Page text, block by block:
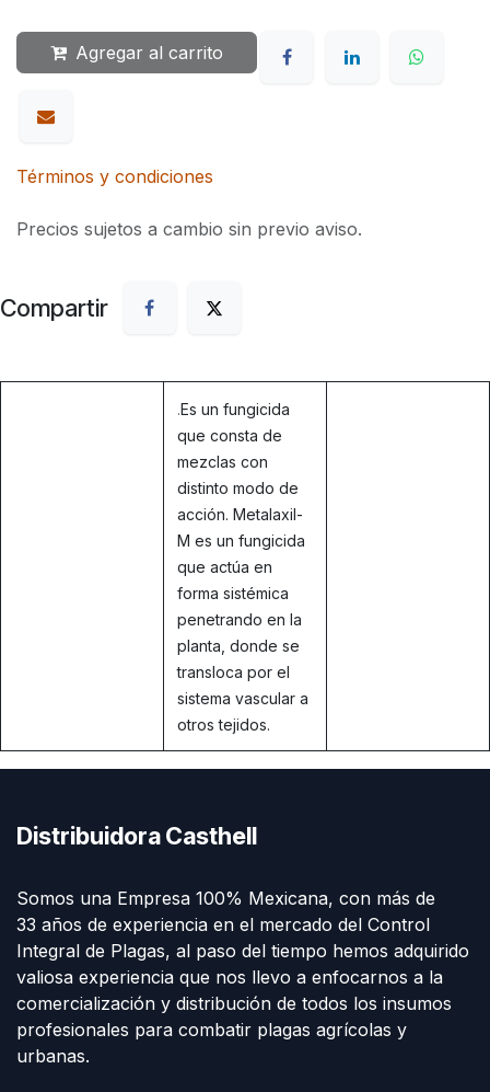
Agregar al carrito
Términos y condiciones
Precios sujetos a cambio sin previo aviso.
Compartir
.Es un fungicida
que consta de
mezclas con
distinto modo de
acción. Metalaxil-
M es un fungicida
que actúa en
forma sistémica
penetrando en la
planta, donde se
transloca por el
sistema vascular a
otros tejidos.
Distribuidora Casthell
Somos una Empresa 100% Mexicana, con más de
33 años de experiencia en el mercado del Control
Integral de Plagas, al paso del tiempo hemos adquirido
valiosa experiencia que nos llevo a enfocarnos a la
comercialización y distribución de todos los insumos
profesionales para combatir plagas agrícolas y
urbanas.